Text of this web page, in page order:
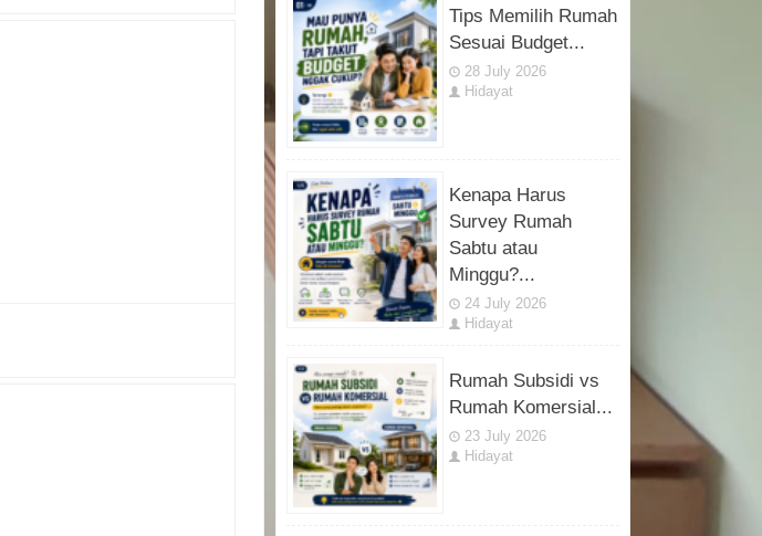
Tips Memilih Rumah
Sesuai Budget...
28 July 2026
Hidayat
Kenapa Harus
Survey Rumah
Sabtu atau
Minggu?...
24 July 2026
Hidayat
Rumah Subsidi vs
Rumah Komersial...
23 July 2026
Hidayat